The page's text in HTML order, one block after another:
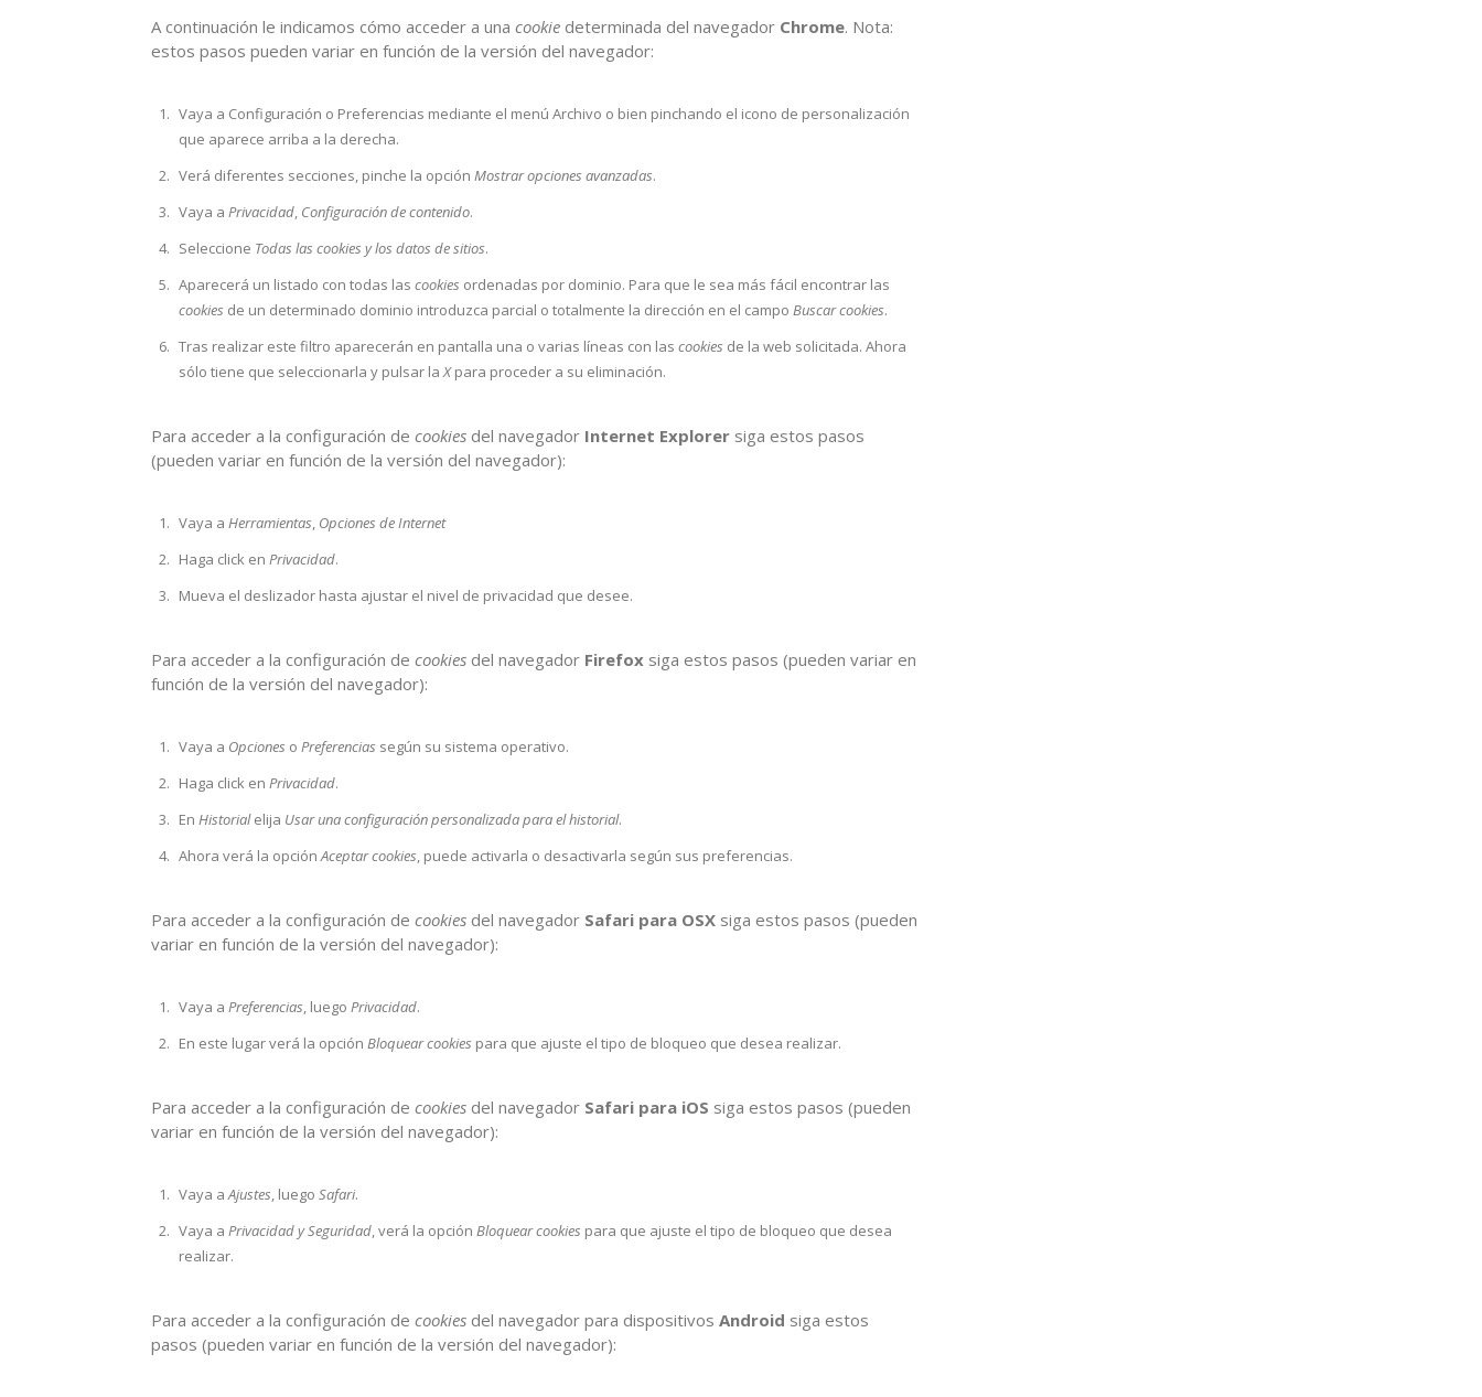
A continuación le indicamos cómo acceder a una cookie determinada del navegador Chrome. Nota:
estos pasos pueden variar en función de la versión del navegador:
Vaya a Configuración o Preferencias mediante el menú Archivo o bien pinchando el icono de personalización
que aparece arriba a la derecha.
Verá diferentes secciones, pinche la opción Mostrar opciones avanzadas.
Vaya a Privacidad, Configuración de contenido.
Seleccione Todas las cookies y los datos de sitios.
Aparecerá un listado con todas las cookies ordenadas por dominio. Para que le sea más fácil encontrar las
cookies de un determinado dominio introduzca parcial o totalmente la dirección en el campo Buscar cookies.
Tras realizar este filtro aparecerán en pantalla una o varias líneas con las cookies de la web solicitada. Ahora
sólo tiene que seleccionarla y pulsar laXpara proceder a su eliminación.
Para acceder a la configuración de cookies del navegador Internet Explorer siga estos pasos
(pueden variar en función de la versión del navegador):
Vaya a Herramientas, Opciones de Internet
Haga click en Privacidad.
Mueva el deslizador hasta ajustar el nivel de privacidad que desee.
Para acceder a la configuración de cookies del navegador Firefox siga estos pasos (pueden variar en
función de la versión del navegador):
Vaya a Opciones o Preferencias según su sistema operativo.
Haga click en Privacidad.
En Historialelija Usar una configuración personalizada para el historial.
Ahora verá la opciónAceptar cookies, puede activarla o desactivarla según sus preferencias.
Para acceder a la configuración de cookies del navegador Safari para OSX siga estos pasos (pueden
variar en función de la versión del navegador):
Vaya a Preferencias, luego Privacidad.
En este lugar verá la opción Bloquear cookies para que ajuste el tipo de bloqueo que desea realizar.
Para acceder a la configuración de cookies del navegador Safari para iOS siga estos pasos (pueden
variar en función de la versión del navegador):
Vaya aAjustes, luego Safari.
Vaya a Privacidad y Seguridad, verá la opción Bloquear cookies para que ajuste el tipo de bloqueo que desea
realizar.
Para acceder a la configuración de cookies del navegador para dispositivos Android siga estos
pasos (pueden variar en función de la versión del navegador):